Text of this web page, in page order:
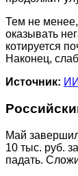
Тем не менее,
оказывать
котируется
Наконец,
Источник:
Май
10 тыс. руб.
падать.